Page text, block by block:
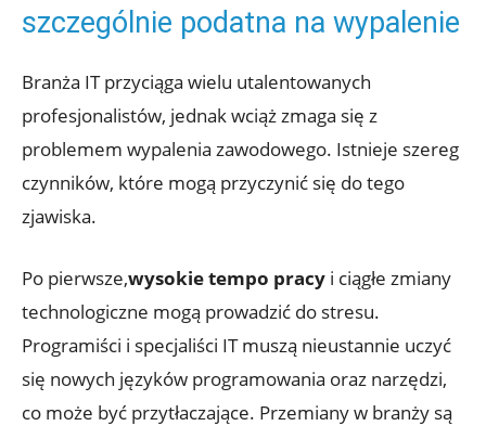
szczególnie podatna na wypalenie
Branża IT przyciąga wielu utalentowanych
profesjonalistów, jednak wciąż zmaga się z
problemem wypalenia zawodowego. Istnieje szereg
czynników, które mogą przyczynić się do tego
zjawiska.
Po pierwsze,wysokie tempo pracy i ciągłe zmiany
technologiczne mogą prowadzić do stresu.
Programiści i specjaliści IT muszą nieustannie uczyć
się nowych języków programowania oraz narzędzi,
co może być przytłaczające. Przemiany w branży są